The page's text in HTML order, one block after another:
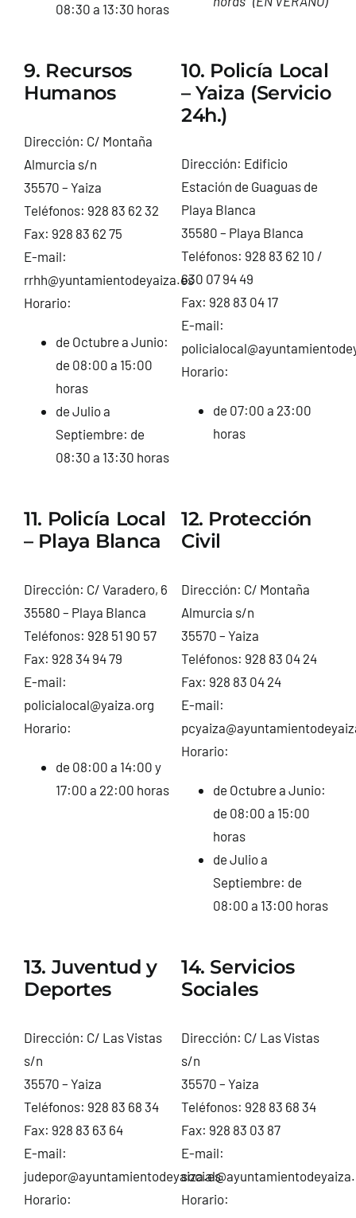
08:30 a 13:30 horas
9. Recursos
Humanos
Dirección: C/ Montaña
Almurcia s/n
35570 – Yaiza
Teléfonos: 928 83 62 32
Fax: 928 83 62 75
E-mail:
rrhh@yuntamientodeyaiza.es
Horario:
de Octubre a Junio:
de 08:00 a 15:00
horas
de Julio a
Septiembre: de
08:30 a 13:30 horas
10. Policía Local
– Yaiza (Servicio
24h.)
Dirección: Edificio
Estación de Guaguas de
Playa Blanca
35580 – Playa Blanca
Teléfonos: 928 83 62 10 /
630 07 94 49
Fax: 928 83 04 17
E-mail:
Horario:
de 07:00 a 23:00
horas
11. Policía Local
– Playa Blanca
Dirección: C/ Varadero, 6
35580 – Playa Blanca
Teléfonos: 928 51 90 57
Fax: 928 34 94 79
E-mail:
policialocal@yaiza.org
Horario:
de 08:00 a 14:00 y
17:00 a 22:00 horas
12. Protección
Civil
Dirección: C/ Montaña
Almurcia s/n
35570 – Yaiza
Teléfonos: 928 83 04 24
Fax: 928 83 04 24
E-mail:
Horario:
de Octubre a Junio:
de 08:00 a 15:00
horas
de Julio a
Septiembre: de
08:00 a 13:00 horas
13. Juventud y
Deportes
Dirección: C/ Las Vistas
s/n
35570 – Yaiza
Teléfonos: 928 83 68 34
Fax: 928 83 63 64
E-mail:
judepor@ayuntamientodeyaiza.es
Horario:
14. Servicios
Sociales
Dirección: C/ Las Vistas
s/n
35570 – Yaiza
Teléfonos: 928 83 68 34
Fax: 928 83 03 87
E-mail:
Horario: